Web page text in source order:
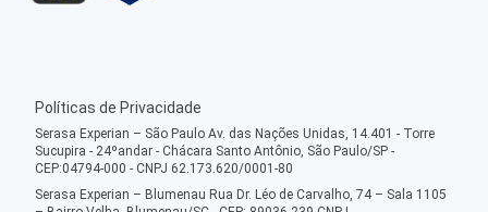
Políticas de Privacidade
Serasa Experian – São Paulo Av. das Nações Unidas, 14.401 - Torre
Sucupira - 24ºandar - Chácara Santo Antônio, São Paulo/SP -
CEP:04794-000 - CNPJ 62.173.620/0001-80
Serasa Experian – Blumenau Rua Dr. Léo de Carvalho, 74 – Sala 1105